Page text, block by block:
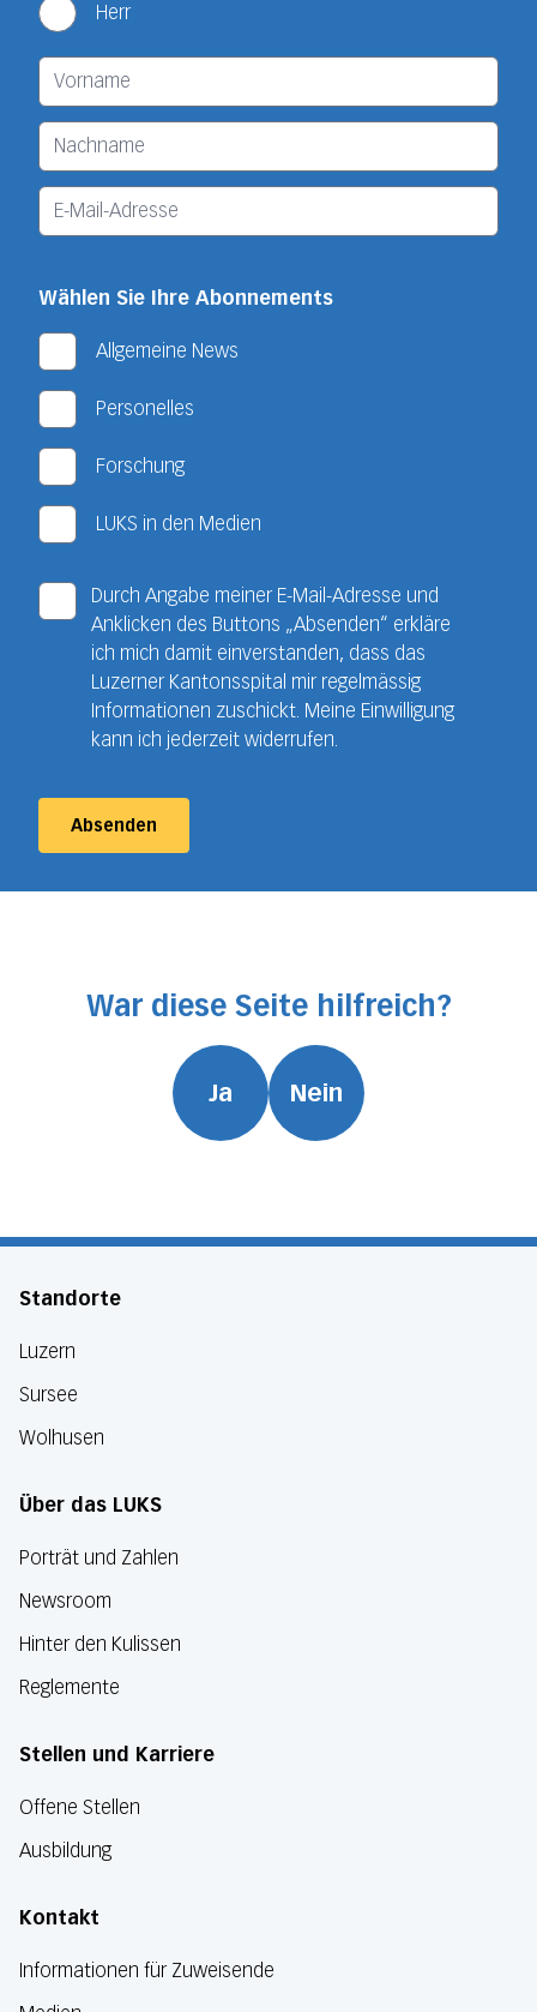
Herr
Wählen Sie Ihre Abonnements
Allgemeine News
Personelles
Forschung
LUKS in den Medien
Durch Angabe meiner E-Mail-Adresse und
Anklicken des Buttons „Absenden“ erkläre
ich mich damit einverstanden, dass das
Luzerner Kantonsspital mir regelmässig
Informationen zuschickt. Meine Einwilligung
kann ich jederzeit widerrufen.
Absenden
War diese Seite hilfreich?
Ja Nein
Standorte
Luzern
Sursee
Wolhusen
Über das LUKS
Porträt und Zahlen
Newsroom
Hinter den Kulissen
Reglemente
Stellen und Karriere
Offene Stellen
Ausbildung
Kontakt
Informationen für Zuweisende